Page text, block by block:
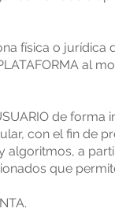
física o
al
de
con el fin de
algoritmos, a
que